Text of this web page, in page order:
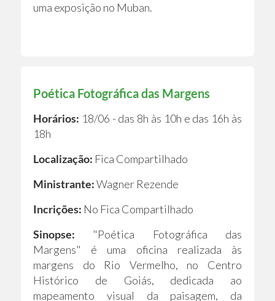
uma exposição no Muban.
Poética Fotográfica das Margens
Horários: 18/06 - das 8h às 10h e das 16h às
18h
Localização: Fica Compartilhado
Ministrante:Wagner Rezende
Incrições: No Fica Compartilhado
Sinopse: "Poética Fotográfica das
Margens" é uma oficina realizada às
margens do Rio Vermelho, no Centro
Histórico de Goiás, dedicada ao
mapeamento visual da paisagem, da